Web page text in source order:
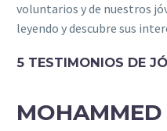
voluntarios y de nuestros
leyendo y descubre sus
5 TESTIMONIOS DE